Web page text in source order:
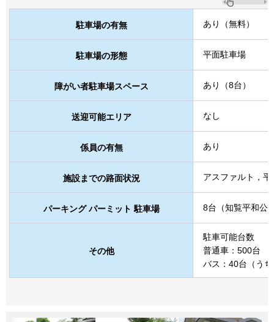
駐車場の有無 あり（無料）
駐車場の形態 平面駐車場
障がい者駐車場スペース あり（8台）
送迎可能エリア なし
係員の有無 あり
施設までの路面状況 アスファルト，
パーキング パーミット 駐車場 8台（知覧平和公
その他
駐車可能台数
普通車：500台
バス：40台（う